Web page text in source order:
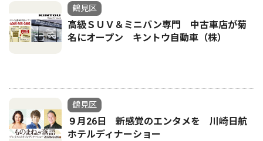
鶴見区
高級ＳＵＶ＆ミニバン専門 中古車店が菊
名にオープン キントウ自動車（株）
鶴見区
９月26日 新感覚のエンタメを 川崎日航
ホテルディナーショー